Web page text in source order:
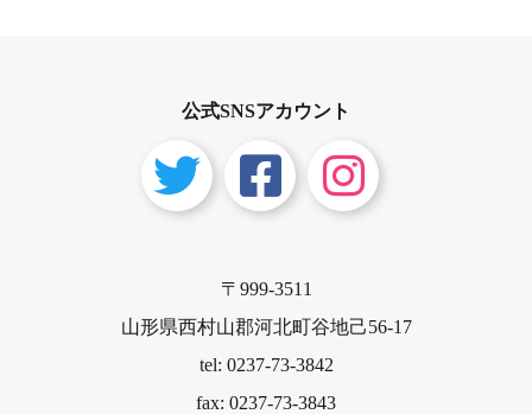
公式SNSアカウント
〒999-3511
山形県西村山郡河北町谷地己56-17
tel: 0237-73-3842
fax: 0237-73-3843